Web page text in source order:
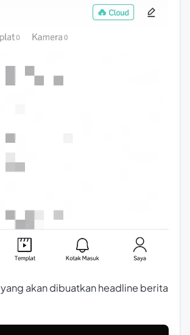
yang akan dibuatkan headline berita